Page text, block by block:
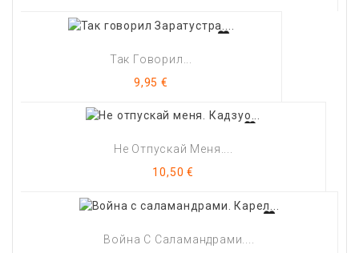
Так Говорил...
Цена
9,95 €
Не Отпускай Меня....
Цена
10,50 €
Война С Саламандрами....